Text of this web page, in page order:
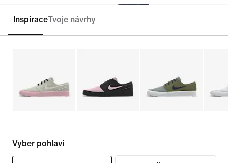
Upravit
InspiraceTvoje návrhy
Vyber pohlaví